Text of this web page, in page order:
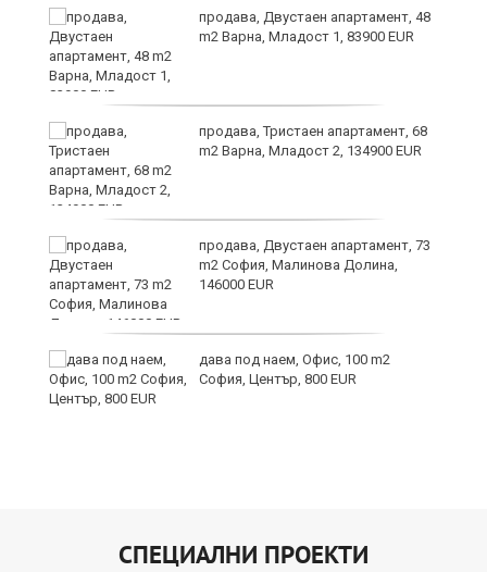
продава, Двустаен апартамент, 48
m2 Варна, Младост 1, 83900 EUR
продава, Тристаен апартамент, 68
m2 Варна, Младост 2, 134900 EUR
продава, Двустаен апартамент, 73
m2 София, Малинова Долина,
146000 EUR
дава под наем, Офис, 100 m2
София, Център, 800 EUR
СПЕЦИАЛНИ ПРОЕКТИ